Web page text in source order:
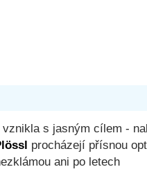
s jasným cílem -
procházejí přísnou
ani po letech